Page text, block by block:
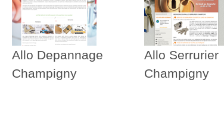
Allo Depannage
Champigny
Allo Serrurier
Champigny